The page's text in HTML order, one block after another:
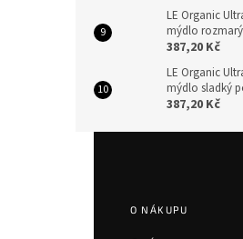
LE Organic
mýdlo
387,20 Kč
LE Organic
mýdlo sladký
387,20 Kč
O NÁKUPU